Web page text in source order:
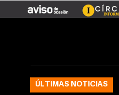
ÚLTIMAS NOTICIAS